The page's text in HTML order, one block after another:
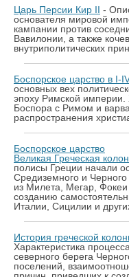
Царь Персии Кир II -
основателя мировой
кампании против
Вавилонии, а также
внутриполитических
Боспорское царство в I-
основных вех
эпоху Римской империи.
Боспора с Римом и
распространения
Боспорское царство
Великая Греческая
полисы Греции начали
Средиземного и
из Милета, Мегар,
созданию
Италии, Сицилии и
История греческой
Характеристика
северного берега
поселений,